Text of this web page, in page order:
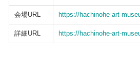
会場URL https://hachinohe-art-
詳細URL https://hachinohe-art-